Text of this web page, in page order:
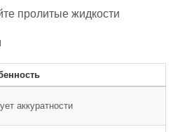
пролитые жидкости
аккуратности